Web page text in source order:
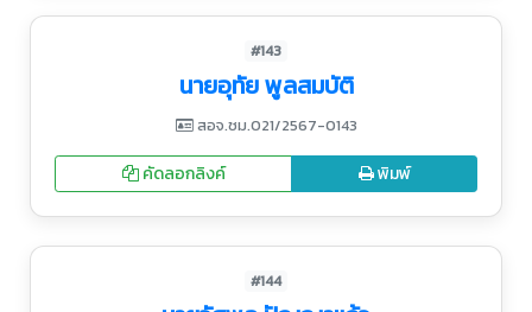
#143
นายอุทัย พูลสมบัติ
สอจ.ชม.021/2567-0143
คัดลอกลิงค์ พิมพ์
#144